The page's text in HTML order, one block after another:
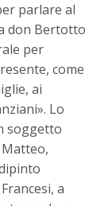
parlare al
don Bertotto
per
come
ai
Lo
soggetto
Matteo,
a